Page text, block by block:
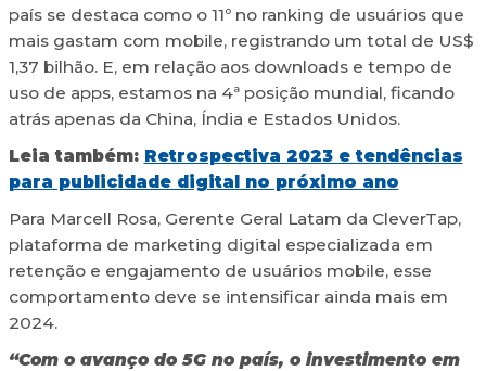
país se destaca como o 11º no ranking de usuários que
mais gastam com mobile, registrando um total de US$
1,37 bilhão. E, em relação aos downloads e tempo de
uso de apps, estamos na 4ª posição mundial, ficando
atrás apenas da China, Índia e Estados Unidos.
Leia também: Retrospectiva 2023 e tendências
para publicidade digital no próximo ano
Para Marcell Rosa, Gerente Geral Latam da CleverTap,
plataforma de marketing digital especializada em
retenção e engajamento de usuários mobile, esse
comportamento deve se intensificar ainda mais em
2024.
“Com o avanço do 5G no país, o investimento em